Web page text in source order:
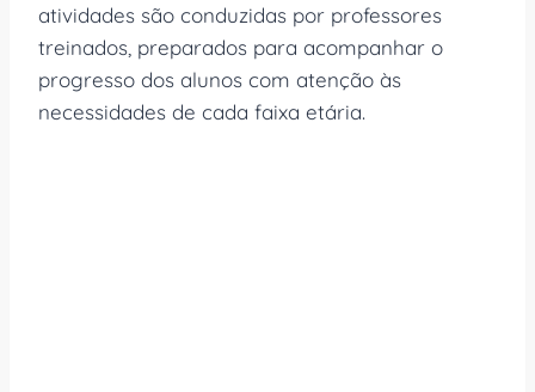
atividades são conduzidas por professores
treinados, preparados para acompanhar o
progresso dos alunos com atenção às
necessidades de cada faixa etária.